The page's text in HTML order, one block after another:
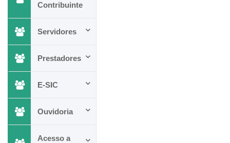
Contribuinte
Servidores
Prestadores
E-SIC
Ouvidoria
Acesso a